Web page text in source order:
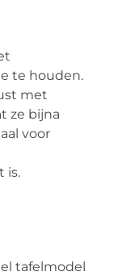
te houden.
met
ze bijna
voor
is.
tafelmodel